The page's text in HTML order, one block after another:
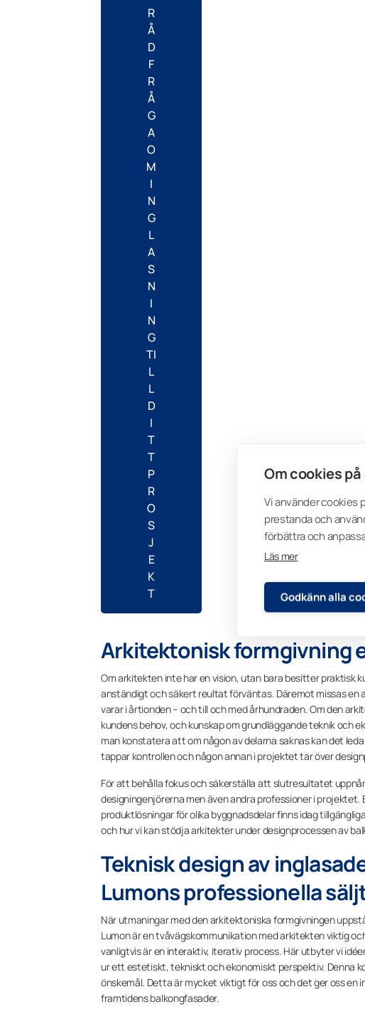
Om cookies
Vi använder cookies
prestanda och
förbättra och
Läs mer
Godkänn alla
R
Å
D
F
R
Å
G
A
O
M
I
N
G
L
A
S
N
I
N
G
TI
L
L
D
I
T
T
P
R
O
S
J
E
K
T
Arkitektonisk formgivning
Om arkitekten inte har en vision, utan bara besitter praktisk
anständigt och säkert reultat förväntas. Däremot missas
varar i årtionden – och till och med århundraden. Om den
kundens behov, och kunskap om grundläggande teknik
man konstatera att om någon av delarna saknas kan det
tappar kontrollen och någon annan i projektet tar över
För att behålla fokus och säkerställa att slutresultatet
designingenjörerna men även andra professioner i
produktlösningar för olika byggnadsdelar finns idag
och hur vi kan stödja arkitekter under designprocessen av
Teknisk design av
Lumons professionella
När utmaningar med den arkitektoniska formgivningen
Lumon är en tvåvägskommunikation med arkitekten viktig
vanligtvis är en interaktiv, iterativ process. Här utbyter vi
ur ett estetiskt, tekniskt och ekonomiskt perspektiv. Denna
önskemål. Detta är mycket viktigt för oss och det ger oss en
framtidens balkongfasader.